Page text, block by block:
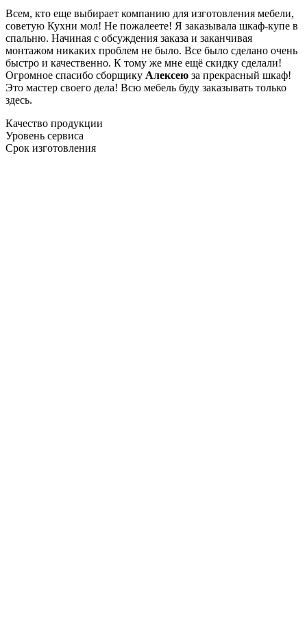
Всем, кто еще выбирает компанию для изготовления мебели,
советую Кухни мол! Не пожалеете! Я заказывала шкаф-купе в
спальню. Начиная с обсуждения заказа и заканчивая
монтажом никаких проблем не было. Все было сделано очень
быстро и качественно. К тому же мне ещё скидку сделали!
Огромное спасибо сборщику Алексею за прекрасный шкаф!
Это мастер своего дела! Всю мебель буду заказывать только
здесь.
Качество продукции
Уровень сервиса
Срок изготовления